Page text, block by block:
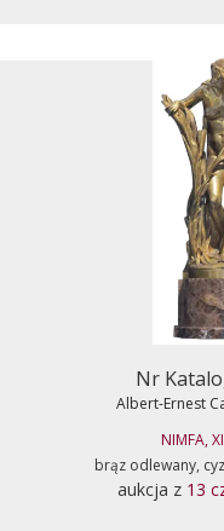
Nr
Albert-Ernest
NIMFA,
brąz odlewany,
aukcja z 13